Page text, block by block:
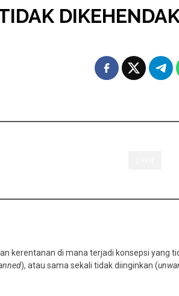
kerentanan di mana terjadi konsepsi yang
), atau sama sekali tidak diinginkan (